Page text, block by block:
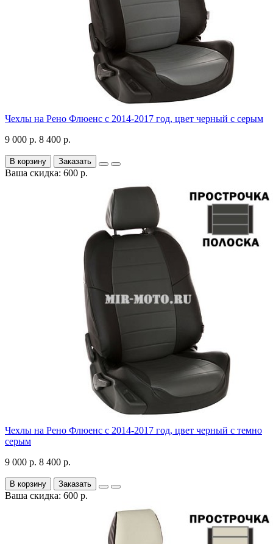
Чехлы на Рено Флюенс с 2014-2017 год, цвет черный с серым
9 000 р. 8 400 р.
В корзину Заказать
Ваша скидка: 600 р.
Чехлы на Рено Флюенс с 2014-2017 год, цвет черный с темно
серым
9 000 р. 8 400 р.
В корзину Заказать
Ваша скидка: 600 р.